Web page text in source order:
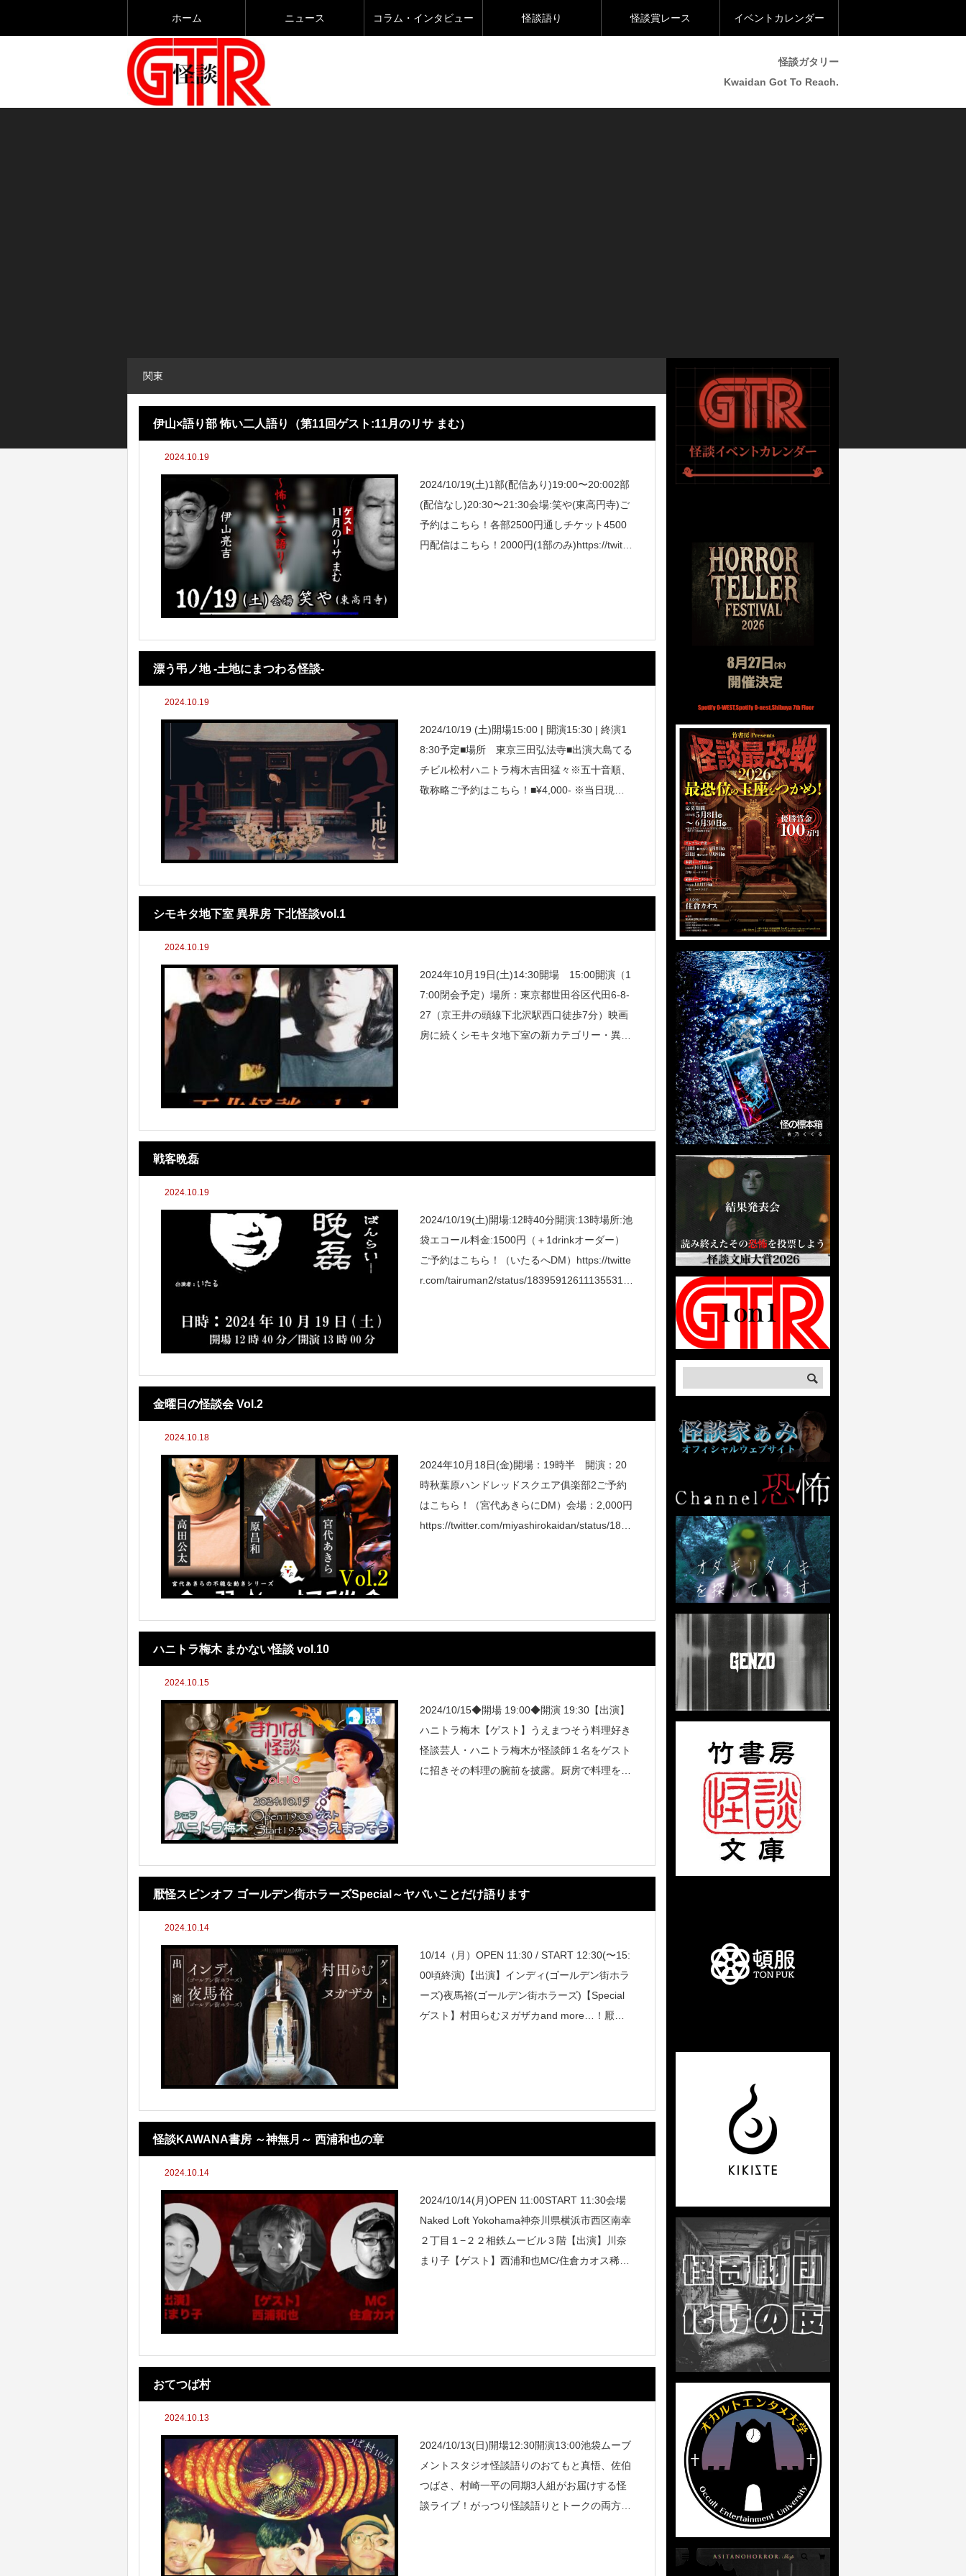
ホーム ニュース コラム・インタビュー 怪談語り 怪談賞レース イベントカレンダー
怪談ガタリー
Kwaidan Got To Reach.
関東
伊山×語り部 怖い二人語り（第11回ゲスト:11月のリサ まむ）
2024.10.19
2024/10/19(土)1部(配信あり)19:00〜20:002部
(配信なし)20:30〜21:30会場:笑や(東高円寺)ご
予約はこちら！各部2500円通しチケット4500
円配信はこちら！2000円(1部のみ)https://twitte
漂う弔ノ地 -土地にまつわる怪談-
2024.10.19
2024/10/19 (土)開場15:00 | 開演15:30 | 終演1
8:30予定■場所 東京三田弘法寺■出演大島てる
チビル松村ハニトラ梅木吉田猛々※五十音順、
敬称略ご予約はこちら！■¥4,000- ※当日現金
シモキタ地下室 異界房 下北怪談vol.1
2024.10.19
2024年10月19日(土)14:30開場 15:00開演（1
7:00閉会予定）場所：東京都世田谷区代田6-8-
27（京王井の頭線下北沢駅西口徒歩7分）映画
房に続くシモキタ地下室の新カテゴリー・異界
戦客晩磊
2024.10.19
2024/10/19(土)開場:12時40分開演:13時場所:池
袋エコール料金:1500円（＋1drinkオーダー）
ご予約はこちら！（いたるへDM）https://twitte
r.com/tairuman2/status/183959126111355315
金曜日の怪談会 Vol.2
2024.10.18
2024年10月18日(金)開場：19時半 開演：20
時秋葉原ハンドレッドスクエア俱楽部2ご予約
はこちら！（宮代あきらにDM）会場：2,000円
https://twitter.com/miyashirokaidan/status/1835
ハニトラ梅木 まかない怪談 vol.10
2024.10.15
2024/10/15◆開場 19:00◆開演 19:30【出演】
ハニトラ梅木【ゲスト】うえまつそう料理好き
怪談芸人・ハニトラ梅木が怪談師１名をゲスト
に招きその料理の腕前を披露。厨房で料理を作
厭怪スピンオフ ゴールデン街ホラーズSpecial～ヤバいことだけ語ります
2024.10.14
10/14（月）OPEN 11:30 / START 12:30(〜15:
00頃終演)【出演】インディ(ゴールデン街ホラ
ーズ)夜馬裕(ゴールデン街ホラーズ)【Special
ゲスト】村田らむヌガザカand more…！厭な
怪談KAWANA書房 ～神無月～ 西浦和也の章
2024.10.14
2024/10/14(月)OPEN 11:00START 11:30会場
Naked Loft Yokohama神奈川県横浜市西区南幸
２丁目１−２２相鉄ムービル３階【出演】川奈
まり子【ゲスト】西浦和也MC/住倉カオス稀代
おてつば村
2024.10.13
2024/10/13(日)開場12:30開演13:00池袋ムーブ
メントスタジオ怪談語りのおてもと真悟、佐伯
つばさ、村崎一平の同期3人組がお届けする怪
談ライブ！がっつり怪談語りとトークの両方を